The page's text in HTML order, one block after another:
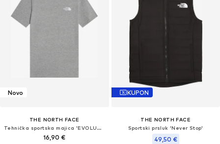
Novo
THE NORTH FACE
Tehnička sportska majica 'EVOLUTION SIMPLE DOME'
16,90 €
KUPON
THE NORTH FACE
Sportski prsluk 'Never Stop'
49,50 €